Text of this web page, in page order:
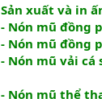
Sản xuất và in
- Nón mũ đồng
- Nón mũ đồng
- Nón mũ vải cá
- Nón mũ thể